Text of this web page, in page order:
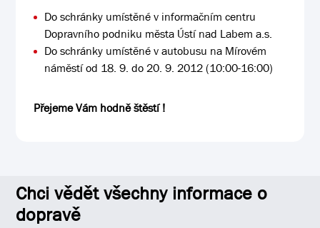
Do schránky umístěné v informačním centru
Dopravního podniku města Ústí nad Labem a.s.
Do schránky umístěné v autobusu na Mírovém
náměstí od 18. 9. do 20. 9. 2012 (10:00-16:00)
Přejeme Vám hodně štěstí !
Chci vědět všechny informace o
dopravě